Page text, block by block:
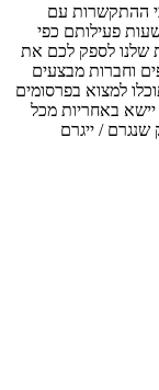
ההתקשרות עם
פעילותם כפי
שלנו לספק לכם את
וחברות מבצעים
למצוא בפרסומים
באחריות מכל
שנגרם / ייגרם